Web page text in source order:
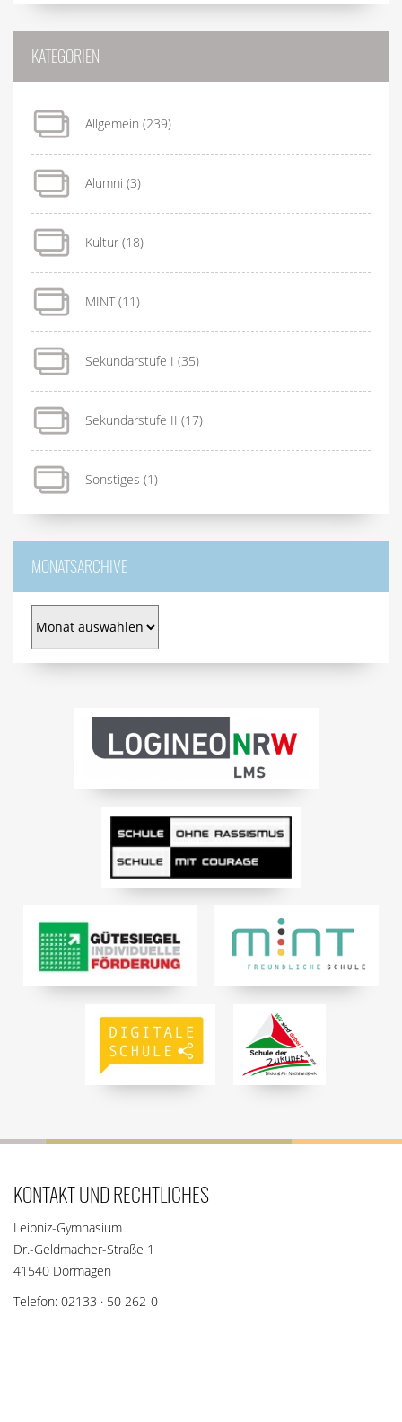
KATEGORIEN
Allgemein (239)
Alumni (3)
Kultur (18)
MINT(11)
Sekundarstufe I (35)
Sekundarstufe II (17)
Sonstiges (1)
MONATSARCHIVE
KONTAKT UND RECHTLICHES
Leibniz-Gymnasium
Dr.-Geldmacher-Straße 1
41540 Dormagen
Telefon: 02133 · 50 262-0